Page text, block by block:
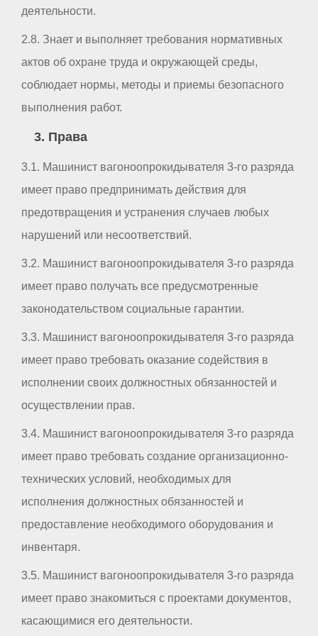
деятельности.
2.8. Знает и выполняет требования нормативных
актов об охране труда и окружающей среды,
соблюдает нормы, методы и приемы безопасного
выполнения работ.
3. Права
3.1. Машинист вагоноопрокидывателя 3-го разряда
имеет право предпринимать действия для
предотвращения и устранения случаев любых
нарушений или несоответствий.
3.2. Машинист вагоноопрокидывателя 3-го разряда
имеет право получать все предусмотренные
законодательством социальные гарантии.
3.3. Машинист вагоноопрокидывателя 3-го разряда
имеет право требовать оказание содействия в
исполнении своих должностных обязанностей и
осуществлении прав.
3.4. Машинист вагоноопрокидывателя 3-го разряда
имеет право требовать создание организационно-
технических условий, необходимых для
исполнения должностных обязанностей и
предоставление необходимого оборудования и
инвентаря.
3.5. Машинист вагоноопрокидывателя 3-го разряда
имеет право знакомиться с проектами документов,
касающимися его деятельности.